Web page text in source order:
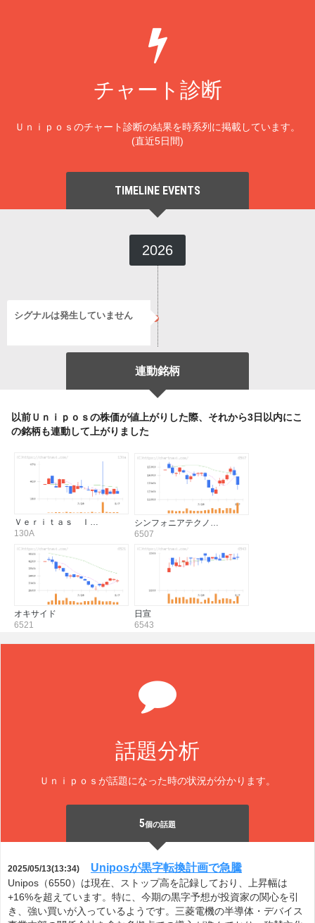
チャート診断
Ｕｎｉｐｏｓのチャート診断の結果を時系列に掲載しています。
(直近5日間)
TIMELINE EVENTS
2026
シグナルは発生していません
連動銘柄
以前Ｕｎｉｐｏｓの株価が値上がりした際、それから3日以内にこ
の銘柄も連動して上がりました
Ｖｅｒｉｔａｓ Ｉ…
130A
シンフォニアテクノ…
6507
オキサイド
6521
日宣
6543
話題分析
Ｕｎｉｐｏｓが話題になった時の状況が分かります。
5個の話題
2025/05/13(13:34) Uniposが黒字転換計画で急騰
Unipos（6550）は現在、ストップ高を記録しており、上昇幅は
+16%を超えています。特に、今期の黒字予想が投資家の関心を引
き、強い買いが入っているようです。三菱電機の半導体・デバイス